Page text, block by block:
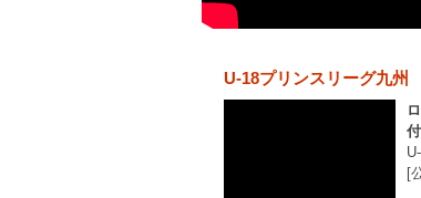
U-18プリンスリーグ九州
[